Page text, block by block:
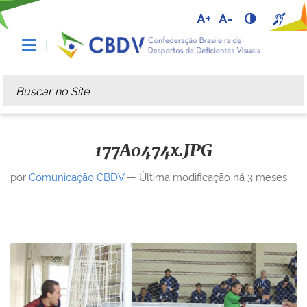
A+ A-
Busca
Busca Avançada…
177A0474x.JPG
por Comunicação CBDV— Última modificação há 3 meses